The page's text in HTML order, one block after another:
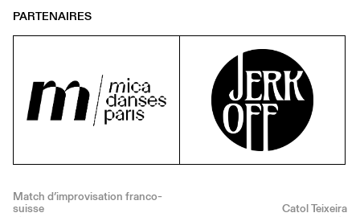
PARTENAIRES
Match d’improvisation franco-
suisse Catol Teixeira